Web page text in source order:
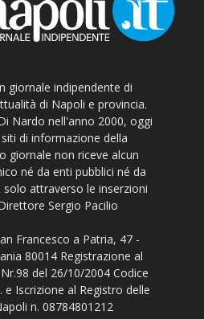
giornale indipendente di
di Napoli e provincia.
Nardo nell'anno 2000, oggi
di informazione della
giornale non riceve alcun
né da enti pubblici né da
attraverso le inserzioni
Sergio Pacilio
Francesco a Patria, 47 -
80014 Registrazione al
del 26/10/2004 Codice
e Iscrizione al Registro delle
n. 08784801212